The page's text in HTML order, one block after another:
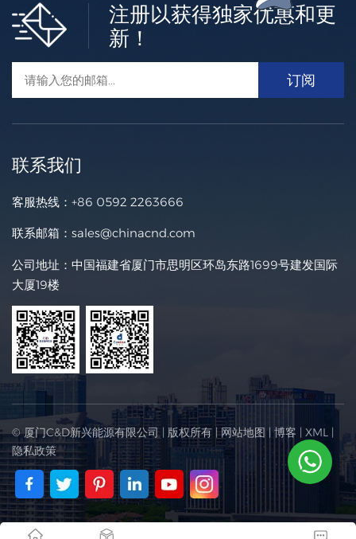
注册以获得独家优惠和更
新！
联系我们
客服热线： +86 0592 2263666
联系邮箱： sales@chinacnd.com
公司地址：中国福建省厦门市思明区环岛东路1699号建发国际
大厦19楼
© 厦门C&D新兴能源有限公司 | 版权所有 |网站地图 | 博客 | XML |
隐私政策